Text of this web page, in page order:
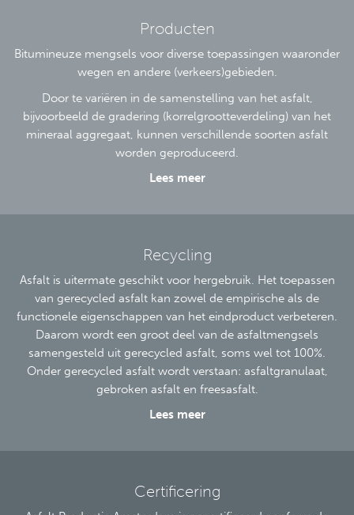
Producten
Bitumineuze mengsels voor diverse toepassingen waaronder
wegen en andere (verkeers)gebieden.
Door te variëren in de samenstelling van het asfalt,
bijvoorbeeld de gradering (korrelgrootteverdeling) van het
mineraal aggregaat, kunnen verschillende soorten asfalt
worden geproduceerd.
Lees meer
Recycling
Asfalt is uitermate geschikt voor hergebruik. Het toepassen
van gerecycled asfalt kan zowel de empirische als de
functionele eigenschappen van het eindproduct verbeteren.
Daarom wordt een groot deel van de asfaltmengsels
samengesteld uit gerecycled asfalt, soms wel tot 100%.
Onder gerecycled asfalt wordt verstaan: asfaltgranulaat,
gebroken asfalt en freesasfalt.
Lees meer
Certificering